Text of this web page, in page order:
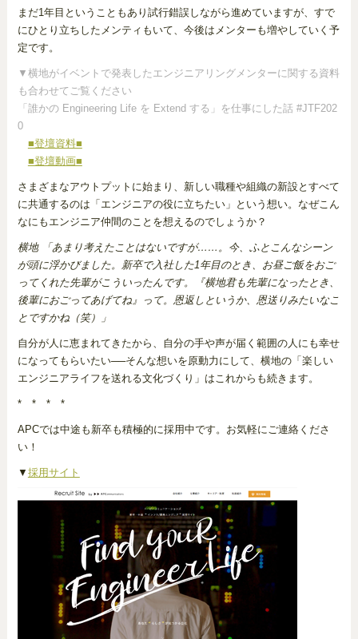
まだ1年目ということもあり試行錯誤しながら進めていますが、すで
にひとり立ちしたメンティもいて、今後はメンターも増やしていく予
定です。
▼横地がイベントで発表したエンジニアリングメンターに関する資料
も合わせてご覧ください
「誰かの Engineering Life を Extend する」を仕事にした話 #JTF202
0
■登壇資料■
■登壇動画■
さまざまなアウトプットに始まり、新しい職種や組織の新設とすべて
に共通するのは「エンジニアの役に立ちたい」という想い。なぜこん
なにもエンジニア仲間のことを想えるのでしょうか？
横地 「あまり考えたことはないですが……。今、ふとこんなシーン
が頭に浮かびました。新卒で入社した1年目のとき、お昼ご飯をおご
ってくれた先輩がこういったんです。『横地君も先輩になったとき、
後輩におごってあげてね』って。恩返しというか、恩送りみたいなこ
とですかね（笑）」
自分が人に恵まれてきたから、自分の手や声が届く範囲の人にも幸せ
になってもらいたい──そんな想いを原動力にして、横地の「楽しい
エンジニアライフを送れる文化づくり」はこれからも続きます。
* * * *
APCでは中途も新卒も積極的に採用中です。お気軽にご連絡くださ
い！
▼ 採用サイト